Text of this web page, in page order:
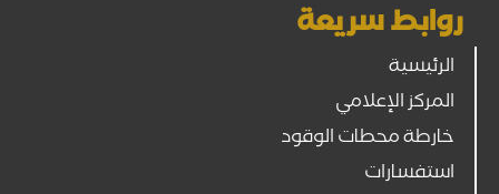
روابط سريعة
الرئيسية
المركز الإعلامي
خارطة محطات الوقود
استفسارات